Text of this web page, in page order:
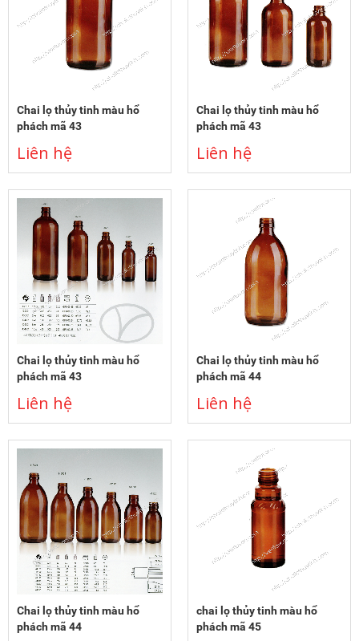
Chai lọ thủy tinh màu hổ
phách mã 43
Liên hệ
Chai lọ thủy tinh màu hổ
phách mã 43
Liên hệ
Chai lọ thủy tinh màu hổ
phách mã 43
Liên hệ
Chai lọ thủy tinh màu hổ
phách mã 44
Liên hệ
Chai lọ thủy tinh màu hổ
phách mã 44
chai lọ thủy tinh màu hổ
phách mã 45